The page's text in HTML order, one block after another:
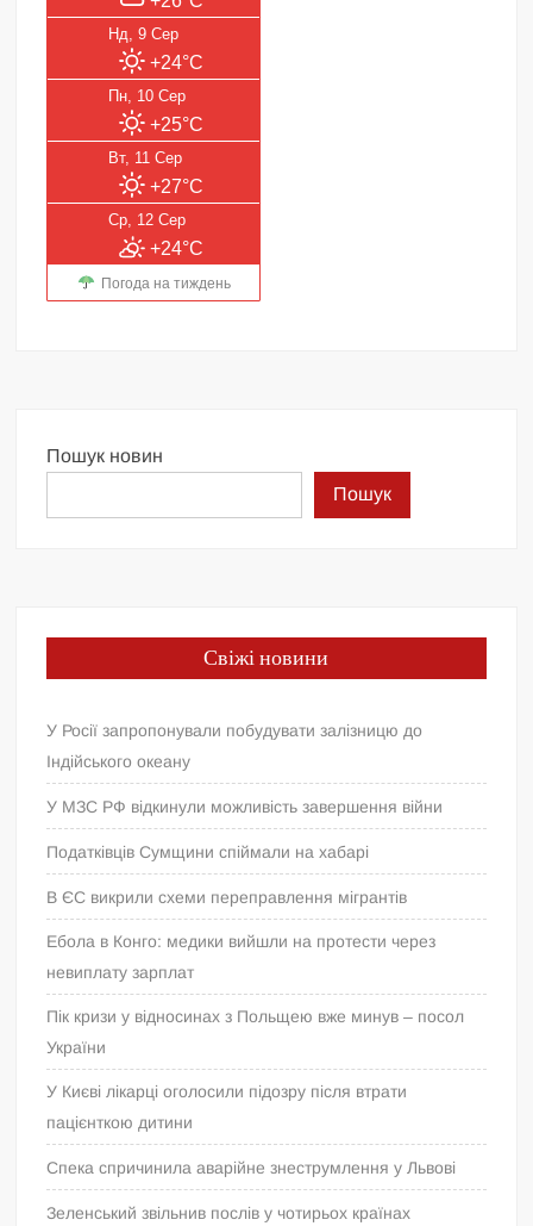
Нд, 9 Сер
+24°C
Пн, 10 Сер
+25°C
Вт, 11 Сер
+27°C
Ср, 12 Сер
+24°C
Погода на тиждень
Пошук новин
Пошук
Свіжі новини
У Росії запропонували побудувати залізницю до
Індійського океану
У МЗС РФ відкинули можливість завершення війни
Податківців Сумщини спіймали на хабарі
В ЄС викрили схеми переправлення мігрантів
Ебола в Конго: медики вийшли на протести через
невиплату зарплат
Пік кризи у відносинах з Польщею вже минув – посол
України
У Києві лікарці оголосили підозру після втрати
пацієнткою дитини
Спека спричинила аварійне знеструмлення у Львові
Зеленський звільнив послів у чотирьох країнах